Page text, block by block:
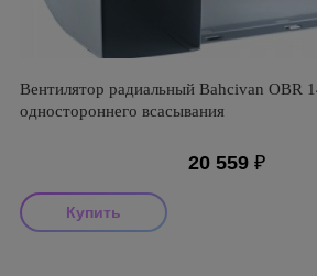
Вентилятор радиальный Bahcivan OBR
одностороннего всасывания
20 559 ₽